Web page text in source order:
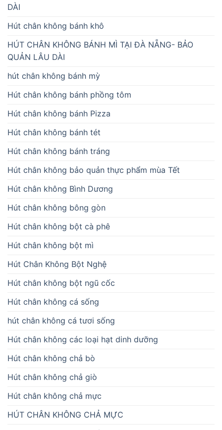
DÀI
Hút chân không bánh khô
HÚT CHÂN KHÔNG BÁNH MÌ TẠI ĐÀ NẴNG- BẢO
QUẢN LÂU DÀI
hút chân không bánh mỳ
Hút chân không bánh phồng tôm
Hút chân không bánh Pizza
Hút chân không bánh tét
Hút chân không bánh tráng
Hút chân không bảo quản thực phẩm mùa Tết
Hút chân không Bình Dương
Hút chân không bông gòn
Hút chân không bột cà phê
Hút chân không bột mì
Hút Chân Không Bột Nghệ
Hút chân không bột ngũ cốc
Hút chân không cá sống
hút chân không cá tươi sống
Hút chân không các loại hạt dinh dưỡng
Hút chân không chả bò
Hút chân không chả giò
Hút chân không chả mực
HÚT CHÂN KHÔNG CHẢ MỰC